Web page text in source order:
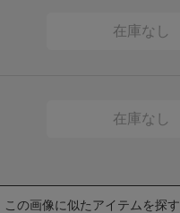
在庫なし
在庫なし
この画像に似たアイテムを探す